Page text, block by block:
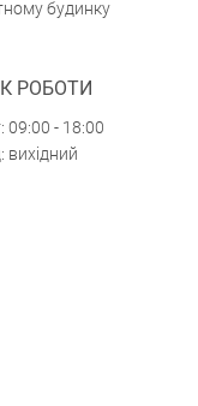
будинку
РОБОТИ
09:00 - 18:00
вихідний